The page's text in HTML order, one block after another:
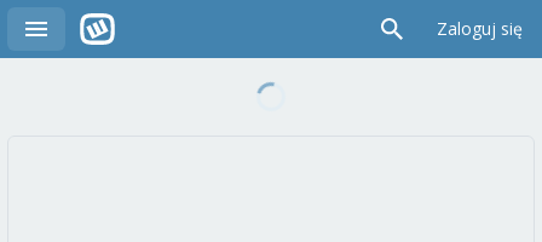
Zaloguj się